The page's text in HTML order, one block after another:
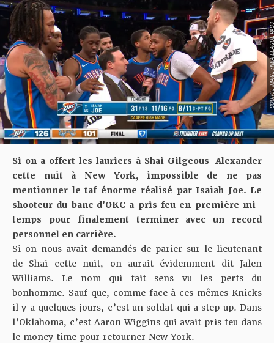
SOURCE
Si on a offert les lauriers à Shai Gilgeous-Alexander
cette nuit à New York, impossible de ne pas
mentionner le taf énorme réalisé par Isaiah Joe. Le
shooteur du banc d’OKC a pris feu en première mi-
temps pour finalement terminer avec un record
personnel en carrière.
Si on nous avait demandés de parier sur le lieutenant
de Shai cette nuit, on aurait évidemment dit Jalen
Williams. Le nom qui fait sens vu les perfs du
bonhomme. Sauf que, comme face à ces mêmes Knicks
il y a quelques jours, c’est un soldat qui a step up. Dans
l’Oklahoma, c’est Aaron Wiggins qui avait pris feu dans
le money time pour retourner New York.